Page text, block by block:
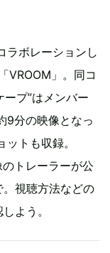
ラボレーションし
VROOM」。同コ
ープ”はメンバー
9分の映像となっ
トも収録。
トレーラーが公
視聴方法などの
よう。